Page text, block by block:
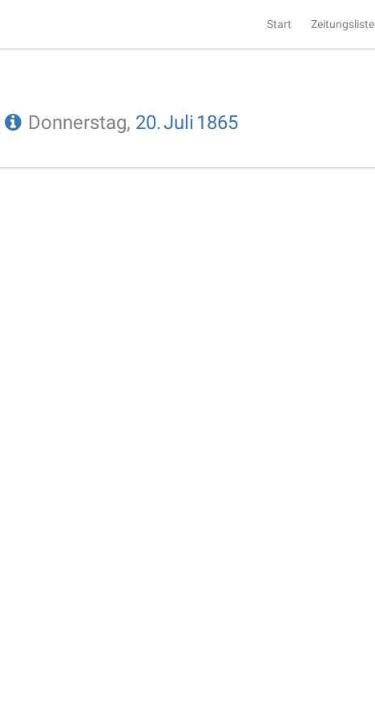
Start Zeitungsliste
Donnerstag, 20.Juli 1865